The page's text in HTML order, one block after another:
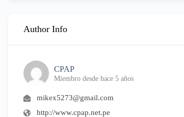
Author Info
CPAP
Miembro desde hace 5 años
mikex5273@gmail.com
http://www.cpap.net.pe